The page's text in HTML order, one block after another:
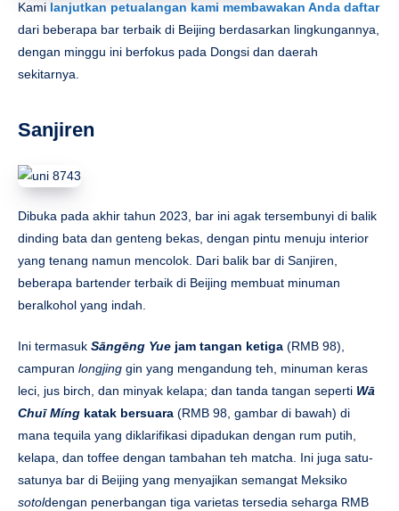
Kami lanjutkan petualangan kami membawakan Anda daftar
dari beberapa bar terbaik di Beijing berdasarkan lingkungannya,
dengan minggu ini berfokus pada Dongsi dan daerah
sekitarnya.
Sanjiren
Dibuka pada akhir tahun 2023, bar ini agak tersembunyi di balik
dinding bata dan genteng bekas, dengan pintu menuju interior
yang tenang namun mencolok. Dari balik bar di Sanjiren,
beberapa bartender terbaik di Beijing membuat minuman
beralkohol yang indah.
Ini termasuk Sāngēng Yue jam tangan ketiga (RMB 98),
campuran longjing gin yang mengandung teh, minuman keras
leci, jus birch, dan minyak kelapa; dan tanda tangan seperti Wā
Chuī Míng katak bersuara (RMB 98, gambar di bawah) di
mana tequila yang diklarifikasi dipadukan dengan rum putih,
kelapa, dan toffee dengan tambahan teh matcha. Ini juga satu-
satunya bar di Beijing yang menyajikan semangat Meksiko
sotoldengan penerbangan tiga varietas tersedia seharga RMB